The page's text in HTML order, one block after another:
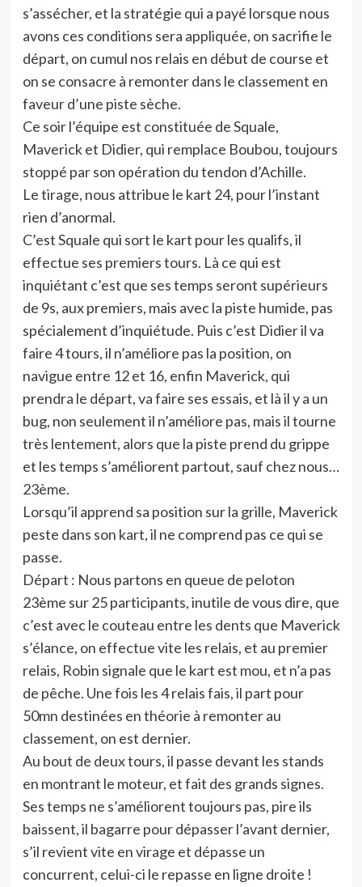
s’assécher, et la stratégie qui a payé lorsque nous
avons ces conditions sera appliquée, on sacrifie le
départ, on cumul nos relais en début de course et
on se consacre à remonter dans le classement en
faveur d’une piste sèche.
Ce soir l’équipe est constituée de Squale,
Maverick et Didier, qui remplace Boubou, toujours
stoppé par son opération du tendon d’Achille.
Le tirage, nous attribue le kart 24, pour l’instant
rien d’anormal.
C’est Squale qui sort le kart pour les qualifs, il
effectue ses premiers tours. Là ce qui est
inquiétant c’est que ses temps seront supérieurs
de 9s, aux premiers, mais avec la piste humide, pas
spécialement d’inquiétude. Puis c’est Didier il va
faire 4 tours, il n’améliore pas la position, on
navigue entre 12 et 16, enfin Maverick, qui
prendra le départ, va faire ses essais, et là il y a un
bug, non seulement il n’améliore pas, mais il tourne
très lentement, alors que la piste prend du grippe
et les temps s’améliorent partout, sauf chez nous…
23ème.
Lorsqu’il apprend sa position sur la grille, Maverick
peste dans son kart, il ne comprend pas ce qui se
passe.
Départ : Nous partons en queue de peloton
23ème sur 25 participants, inutile de vous dire, que
c’est avec le couteau entre les dents que Maverick
s’élance, on effectue vite les relais, et au premier
relais, Robin signale que le kart est mou, et n’a pas
de pêche. Une fois les 4 relais fais, il part pour
50mn destinées en théorie à remonter au
classement, on est dernier.
Au bout de deux tours, il passe devant les stands
en montrant le moteur, et fait des grands signes.
Ses temps ne s’améliorent toujours pas, pire ils
baissent, il bagarre pour dépasser l’avant dernier,
s’il revient vite en virage et dépasse un
concurrent, celui-ci le repasse en ligne droite !